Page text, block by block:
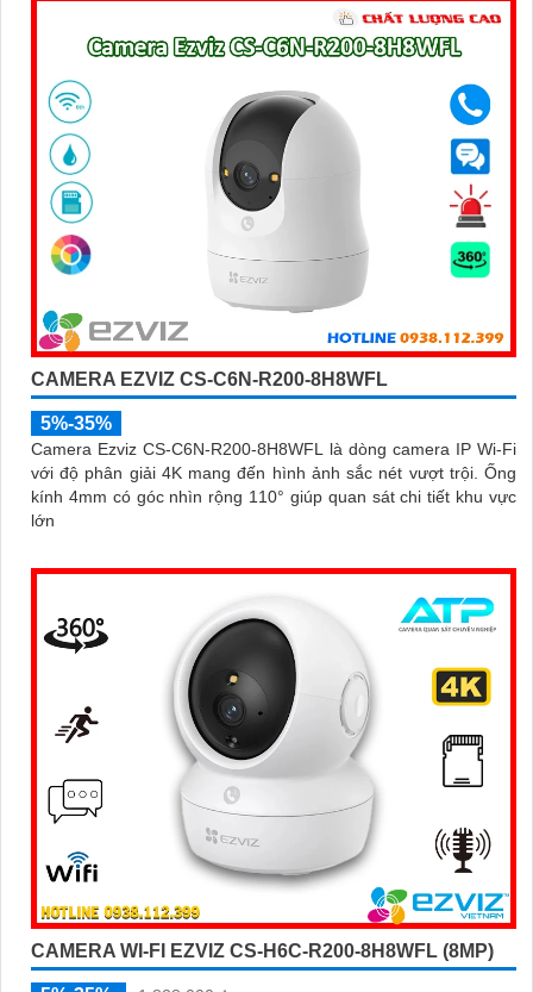
CAMERA EZVIZ CS-C6N-R200-8H8WFL
5%-35%
Camera Ezviz CS-C6N-R200-8H8WFL là dòng camera IP Wi-Fi
với độ phân giải 4K mang đến hình ảnh sắc nét vượt trội. Ống
kính 4mm có góc nhìn rộng 110° giúp quan sát chi tiết khu vực
lớn
CAMERA WI-FI EZVIZ CS-H6C-R200-8H8WFL (8MP)